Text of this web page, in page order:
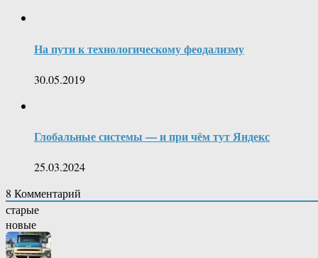
На пути к технологическому феодализму
30.05.2019
Глобальные системы — и при чём тут Яндекс
25.03.2024
8 Комментарий
старые
новые